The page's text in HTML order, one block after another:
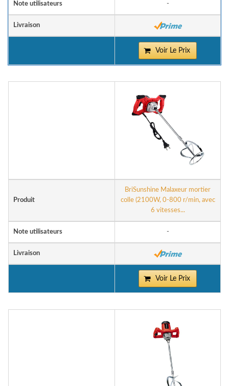
Note utilisateurs -
Livraison
Voir Le Prix
Produit
BriSunshine Malaxeur mortier
colle (2100W, 0-800 r/min, avec
6 vitesses...
Note utilisateurs -
Livraison
Voir Le Prix